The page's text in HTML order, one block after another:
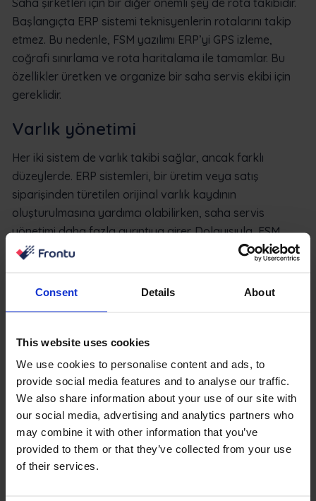
Consent Details About
This website uses cookies
We use cookies to personalise content and ads, to
provide social media features and to analyse our traffic.
We also share information about your use of our site with
our social media, advertising and analytics partners who
may combine it with other information that you’ve
provided to them or that they’ve collected from your use
of their services.
Başlangıçta ERP sistemi teknisyenlerin rotalarını takip
etmez. Bu nedenle, FSM yazılımı ERP’yi GPS izleme,
coğrafi sınırlama ve rota haritalama ile tamamlar. Bu
özellikler üretken ve organize bir saha servis ekibi için
gereklidir.
Varlık yönetimi
Her iki sistem de varlık takibi sağlar, ancak farklı
düzeylerde. ERP sistemleri, bir üretim veya satış
siparişinden türetilen orijinal varlık kaydının
oluşturulmasına yardımcı olabilirken, saha servis
yönetimi daha fazla ayrıntıya girer. Dolayısıyla, FSM
yazılımı görev takibi, kullanılan parçalar, arıza
geçmişinin kaydedilmesi konularında şirketinize fayda
Kaynak ve çalışan planlaması
ERP yazılımı, bir satın alma siparişi geldikten sonra
kurulum tarihi rezervasyonu gibi genel planlama
görevlerini yerine getirir. Bir ERP çözümü doğrudan
müşterilere gönderilmek üzere ayrıntılı faturalar
oluşturabilir, ancak ekip yönetimi ve zamanlama için çok
fazla işlevsellik sağlamaz.